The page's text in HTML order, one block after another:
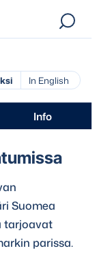
In English
Info
Suomea
tarjoavat
parissa.